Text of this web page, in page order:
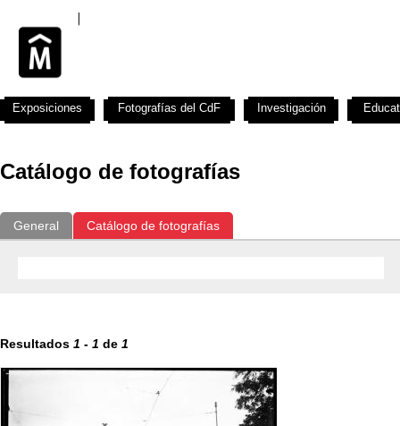
Catálogo de fotografías
General Catálogo de fotografías
Resultados 1 - 1 de 1
Exposiciones Fotografías del CdF Investigación